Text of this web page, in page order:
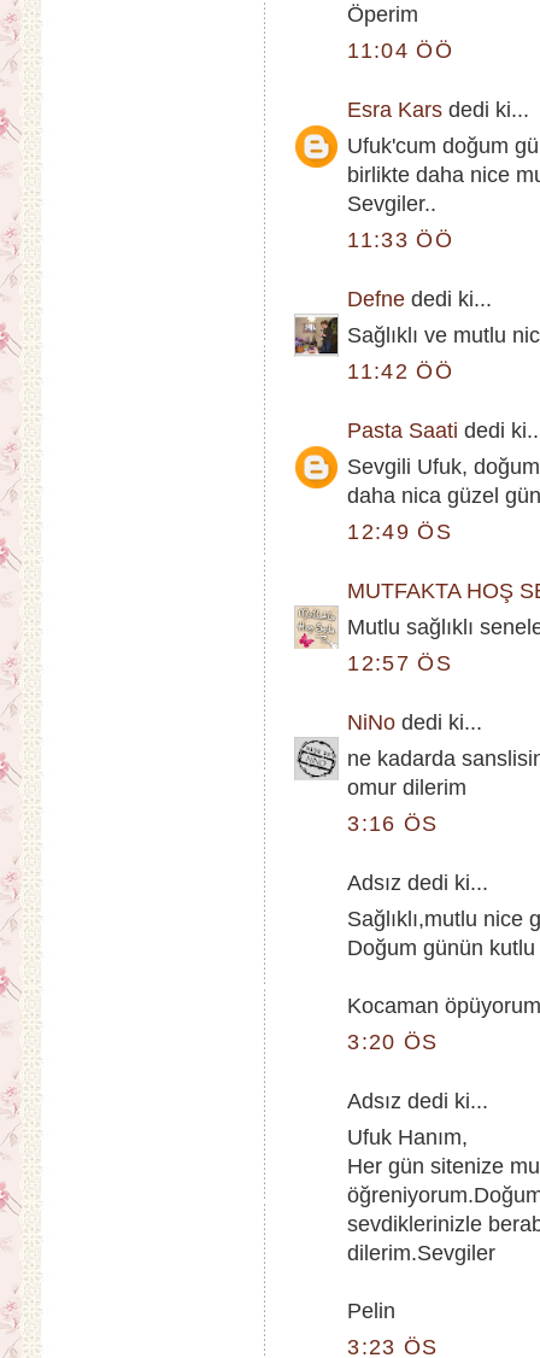
Öperim
11:04 ÖÖ
Esra Kars dedi ki...
Ufuk'cum doğum
birlikte daha nice
Sevgiler..
11:33 ÖÖ
Defne dedi ki...
Sağlıklı ve mutlu
11:42 ÖÖ
Pasta Saati dedi
Sevgili Ufuk,
daha nica güzel
12:49 ÖS
MUTFAKTA HOŞ
Mutlu sağlıklı
12:57 ÖS
NiNo dedi ki...
ne kadarda
omur dilerim
3:16 ÖS
Adsız dedi ki...
Sağlıklı,mutlu nice
Doğum günün
Kocaman
3:20 ÖS
Adsız dedi ki...
Ufuk Hanım,
Her gün sitenize
sevdiklerinizle
dilerim.Sevgiler
Pelin
3:23 ÖS